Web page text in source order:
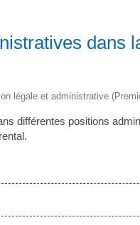
dans
légale et administrative
différentes positions